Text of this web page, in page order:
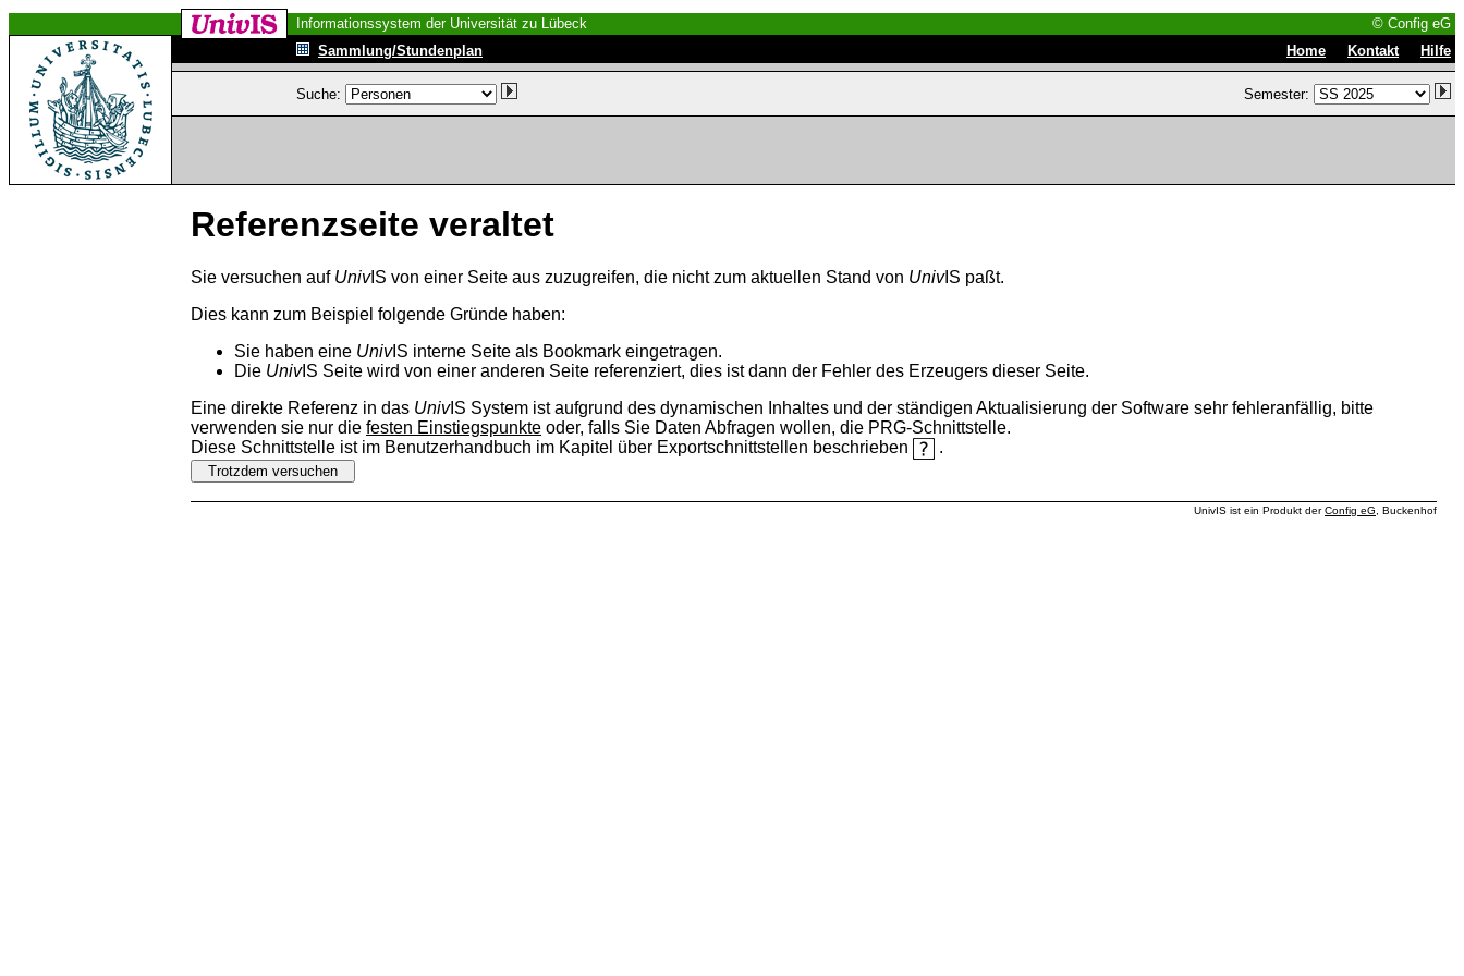
Informationssystem der Universität zu Lübeck
© Config eG
Sammlung/Stundenplan
Home Kontakt Hilfe
Suche: Semester:
Referenzseite veraltet
Sie versuchen auf UnivIS von einer Seite aus zuzugreifen, die nicht zum aktuellen Stand von UnivIS paßt.
Dies kann zum Beispiel folgende Gründe haben:
Sie haben eine UnivIS interne Seite als Bookmark eingetragen.
Die UnivIS Seite wird von einer anderen Seite referenziert, dies ist dann der Fehler des Erzeugers dieser Seite.
Eine direkte Referenz in das UnivIS System ist aufgrund des dynamischen Inhaltes und der ständigen Aktualisierung der Software sehr fehleranfällig, bitte
verwenden sie nur die festen Einstiegspunkte oder, falls Sie Daten Abfragen wollen, die PRG-Schnittstelle.
Diese Schnittstelle ist im Benutzerhandbuch im Kapitel über Exportschnittstellen beschrieben
.
UnivIS ist ein Produkt derConfig eG , Buckenhof